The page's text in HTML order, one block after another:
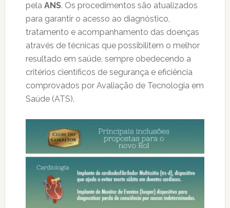
pela ANS. Os procedimentos são atualizados
para garantir o acesso ao diagnóstico,
tratamento e acompanhamento das doenças
através de técnicas que possibilitem o melhor
resultado em saúde, sempre obedecendo a
critérios científicos de segurança e eficiência
comprovados por Avaliação de Tecnologia em
Saúde (ATS).